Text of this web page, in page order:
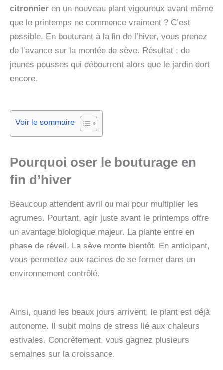
citronnier en un nouveau plant vigoureux avant même
que le printemps ne commence vraiment ? C’est
possible. En bouturant à la fin de l’hiver, vous prenez
de l’avance sur la montée de sève. Résultat : de
jeunes pousses qui débourrent alors que le jardin dort
encore.
Voir le sommaire
Pourquoi oser le bouturage en
fin d’hiver
Beaucoup attendent avril ou mai pour multiplier les
agrumes. Pourtant, agir juste avant le printemps offre
un avantage biologique majeur. La plante entre en
phase de réveil. La sève monte bientôt. En anticipant,
vous permettez aux racines de se former dans un
environnement contrôlé.
Ainsi, quand les beaux jours arrivent, le plant est déjà
autonome. Il subit moins de stress lié aux chaleurs
estivales. Concrètement, vous gagnez plusieurs
semaines sur la croissance.